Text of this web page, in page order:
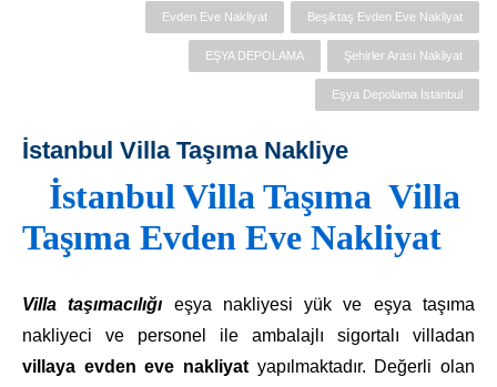
Beşiktaş Evden Eve Nakliyat
Evden Eve Nakliyat
Şehirler Arası Nakliyat
EŞYA DEPOLAMA
Eşya Depolama İstanbul
İstanbul Villa Taşıma Nakliye
İstanbul Villa Taşıma Villa
Taşıma Evden Eve Nakliyat
Villa taşımacılığı
eşya nakliyesi yük ve eşya taşıma
nakliyeci ve personel ile ambalajlı sigortalı villadan
villaya evden eve nakliyat yapılmaktadır. Değerli olan